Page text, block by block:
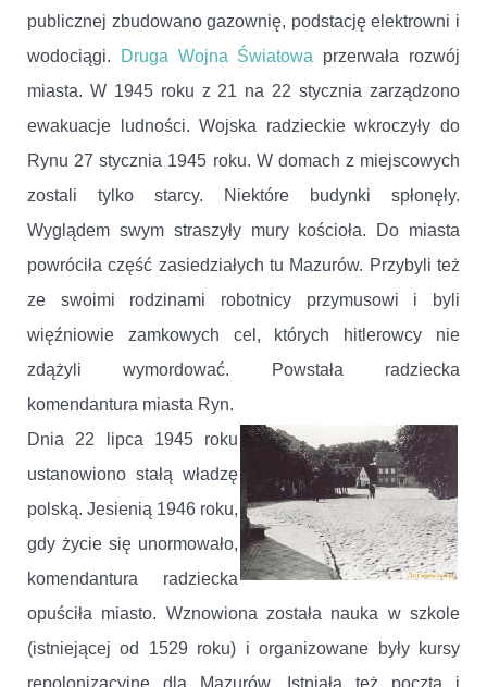
publicznej zbudowano gazownię, podstację elektrowni i
wodociągi.
Druga Wojna Światowa przerwała rozwój
miasta. W 1945 roku z 21 na 22 stycznia zarządzono
ewakuacje ludności. Wojska radzieckie wkroczyły do
Rynu 27 stycznia 1945 roku. W domach z miejscowych
zostali tylko starcy. Niektóre budynki spłonęły.
Wyglądem swym straszyły mury kościoła. Do miasta
powróciła część zasiedziałych tu Mazurów. Przybyli też
ze swoimi rodzinami robotnicy przymusowi i byli
więźniowie zamkowych cel, których hitlerowcy nie
zdążyli wymordować. Powstała radziecka
komendantura miasta Ryn.
Dnia 22 lipca 1945 roku
ustanowiono stałą władzę
polską. Jesienią 1946 roku,
gdy życie się unormowało,
komendantura radziecka
opuściła miasto. Wznowiona została nauka w szkole
(istniejącej od 1529 roku) i organizowane były kursy